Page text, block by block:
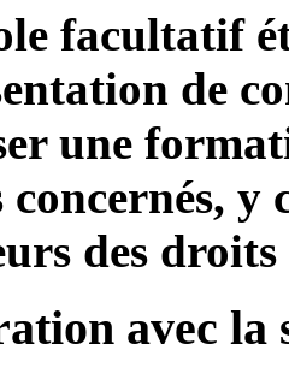
facultatif
de
une
concernés,
des
avec la